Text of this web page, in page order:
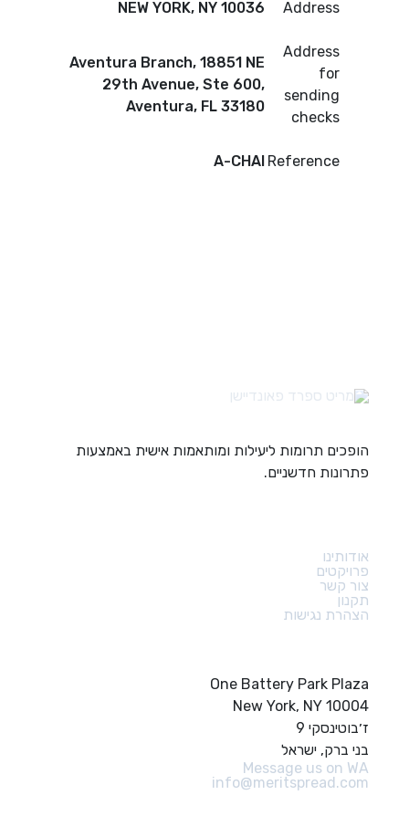
Address
NEW YORK, NY 10036
Address
for
sending
checks
Aventura Branch, 18851 NE
29th Avenue, Ste 600,
Aventura, FL 33180
Reference
A-CHAI
הופכים תרומות ליעילות ומותאמות אישית באמצעות
פתרונות חדשניים.
אודותינו
פרויקטים
צור קשר
תקנון
הצהרת נגישות
One Battery Park Plaza
New York, NY 10004
ז׳בוטינסקי 9
בני ברק, ישראל
Message us on WA
info@meritspread.com